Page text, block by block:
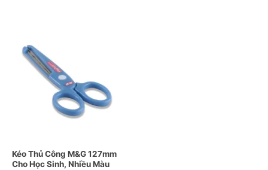
Kéo Thủ Công M&G 127mm
Cho Học Sinh, Nhiều Màu